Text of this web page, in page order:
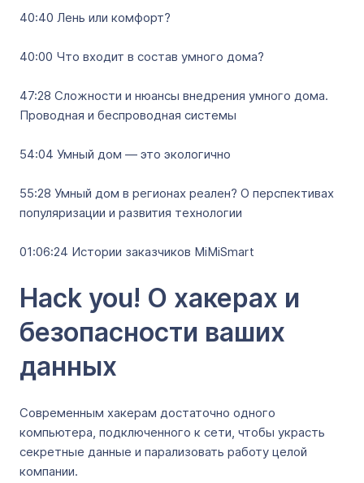
40:40 Лень или комфорт?
40:00 Что входит в состав умного дома?
47:28 Сложности и нюансы внедрения умного дома.
Проводная и беспроводная системы
54:04 Умный дом — это экологично
55:28 Умный дом в регионах реален? О перспективах
популяризации и развития технологии
01:06:24 Истории заказчиков MiMiSmart
Hack you! О хакерах и
безопасности ваших
данных
Современным хакерам достаточно одного
компьютера, подключенного к сети, чтобы украсть
секретные данные и парализовать работу целой
компании.